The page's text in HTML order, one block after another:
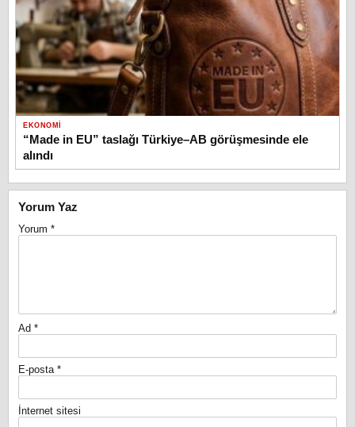
EKONOMI
“Made in EU” taslağı Türkiye–AB görüşmesinde ele
alındı
Yorum Yaz
Yorum *
Ad *
E-posta *
İnternet sitesi